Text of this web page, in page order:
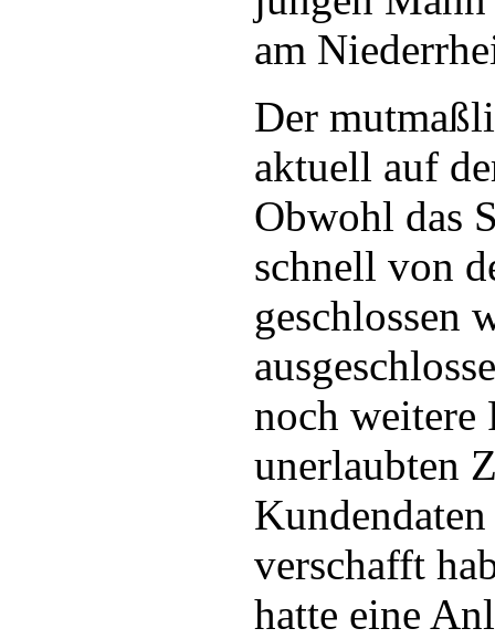
am
Der
aktuell auf
Obwohl das
schnell von
geschlossen
noch weitere
unerlaubten
verschafft
hatte eine